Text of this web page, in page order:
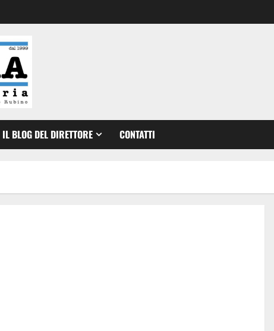
IL BLOG DEL DIRETTORE CONTATTI